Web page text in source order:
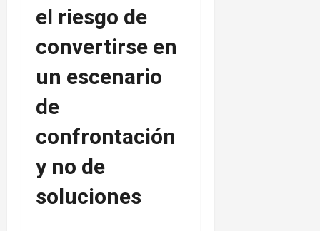
el riesgo de
convertirse en
un escenario
de
confrontación
y no de
soluciones